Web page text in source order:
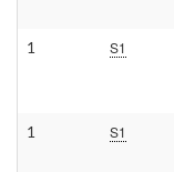
1 S1
1 S1